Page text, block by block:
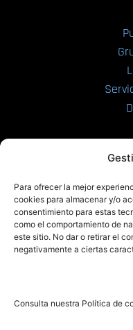
Para ofrecer la mejor
cookies para almacenar y/o
consentimiento para estas
como el comportamiento de
este sitio. No dar o retirar el
negativamente a ciertas
Consulta nuestra Política de